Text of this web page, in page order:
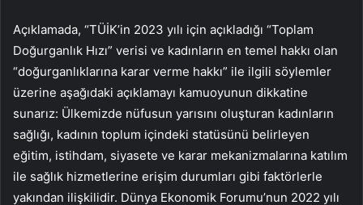
Açıklamada, “TÜİK’in 2023 yılı için açıkladığı “Toplam
Doğurganlık Hızı” verisi ve kadınların en temel hakkı olan
“doğurganlıklarına karar verme hakkı” ile ilgili söylemler
üzerine aşağıdaki açıklamayı kamuoyunun dikkatine
sunarız: Ülkemizde nüfusun yarısını oluşturan kadınların
sağlığı, kadının toplum içindeki statüsünü belirleyen
eğitim, istihdam, siyasete ve karar mekanizmalarına katılım
ile sağlık hizmetlerine erişim durumları gibi faktörlerle
yakından ilişkilidir. Dünya Ekonomik Forumu’nun 2022 yılı